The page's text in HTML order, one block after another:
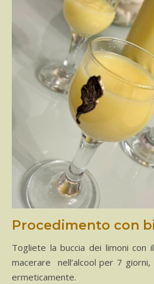
Procedimento con
Togliete la buccia dei limoni con
macerare nell’alcool per 7
ermeticamente.